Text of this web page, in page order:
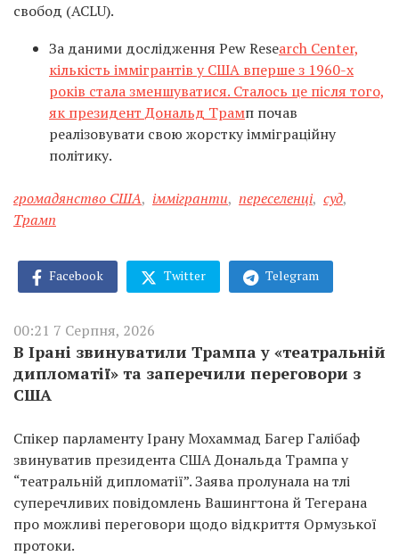
свобод (ACLU).
За даними дослідження Pew Research Center,
кількість іммігрантів у США вперше з 1960-х
років стала зменшуватися. Сталось це після того,
як президент Дональд Трамп почав
реалізовувати свою жорстку імміграційну
політику.
громадянство США, іммігранти, переселенці, суд,
Трамп
Facebook Twitter Telegram
00:21 7 Серпня, 2026
В Ірані звинуватили Трампа у «театральній
дипломатії» та заперечили переговори з
США
Спікер парламенту Ірану Мохаммад Багер Галібаф
звинуватив президента США Дональда Трампа у
“театральній дипломатії”. Заява пролунала на тлі
суперечливих повідомлень Вашингтона й Тегерана
про можливі переговори щодо відкриття Ормузької
протоки.